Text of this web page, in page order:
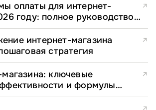
оплаты для интернет-
году: полное руководство
директоров
↗
интернет-магазина
стратегия
↗
магазина: ключевые
и формулы
↗